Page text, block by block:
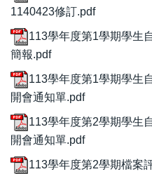
1140423修訂.pdf
113學年度第1學期學生
簡報.pdf
113學年度第1學期學生
開會通知單.pdf
113學年度第2學期學生
開會通知單.pdf
113學年度第2學期檔案